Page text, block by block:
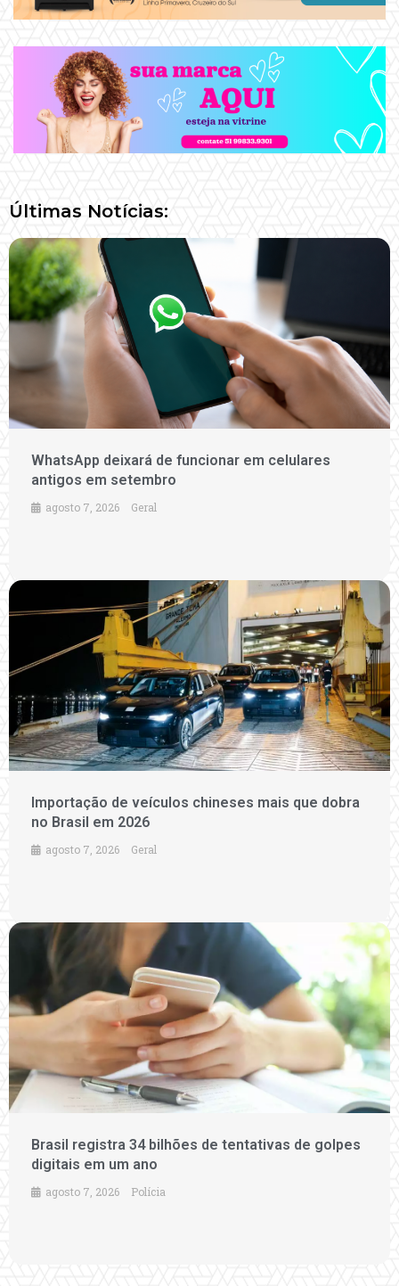
Últimas Notícias:
WhatsApp deixará de funcionar em celulares
antigos em setembro
agosto 7, 2026 Geral
Importação de veículos chineses mais que dobra
no Brasil em 2026
agosto 7, 2026 Geral
Brasil registra 34 bilhões de tentativas de golpes
digitais em um ano
agosto 7, 2026 Polícia